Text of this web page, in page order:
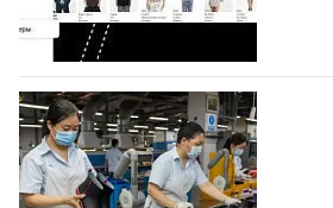
профессиональной обувной
объединяющей разработку,
07.08.2026 443
На платформе Lamoda -
условия продвижения
дизайнерских марок